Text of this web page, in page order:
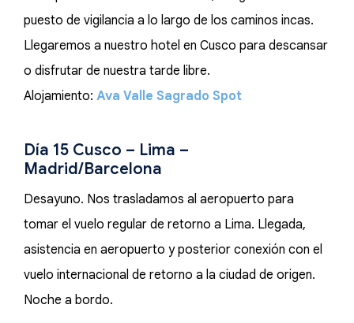
puesto de vigilancia a lo largo de los caminos incas.
Llegaremos a nuestro hotel en Cusco para descansar
o disfrutar de nuestra tarde libre.
Alojamiento: Ava Valle Sagrado Spot
Día 15 Cusco – Lima –
Madrid/Barcelona
Desayuno. Nos trasladamos al aeropuerto para
tomar el vuelo regular de retorno a Lima. Llegada,
asistencia en aeropuerto y posterior conexión con el
vuelo internacional de retorno a la ciudad de origen.
Noche a bordo.